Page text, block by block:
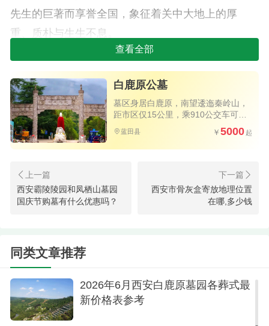
先生的巨著而享誉全国，象征着关中大地上的厚
重、质朴与生生不息。
选择白鹿原墓园，意味着亲人的归宿与这片充
满故事和灵性的土地融为一体。它赋予了一个墓园
超越其本身的意义——这里不仅是缅怀逝者的场
所，更是一个能引发后人无限追思与文化共鸣的精
神家园。这种独特的人文底蕴，是其他墓园难以比
理由二：极致丰富的产品矩阵，满足每一个
家庭的个性化需求
并将其转化为行业领先的产品力。
对于注重传统的家庭：这里有样式繁多、工艺
精湛的传统立碑，从简约大方到豪华艺术，应有尽
有。
查看全部
白鹿原公墓
墓区身居白鹿原，南望逶迤秦岭山，
距市区仅15公里，乘910公交车可直
蓝田县 5000
西安霸陵陵园和凤栖山墓园
国庆节购墓有什么优惠吗？
西安市骨灰盒寄放地理位置
在哪,多少钱
同类文章推荐
西安高桥墓园2026年7月墓地价格表
最新参考
表参考
2026年6月西安白鹿原墓园各葬式最
新价格表参考